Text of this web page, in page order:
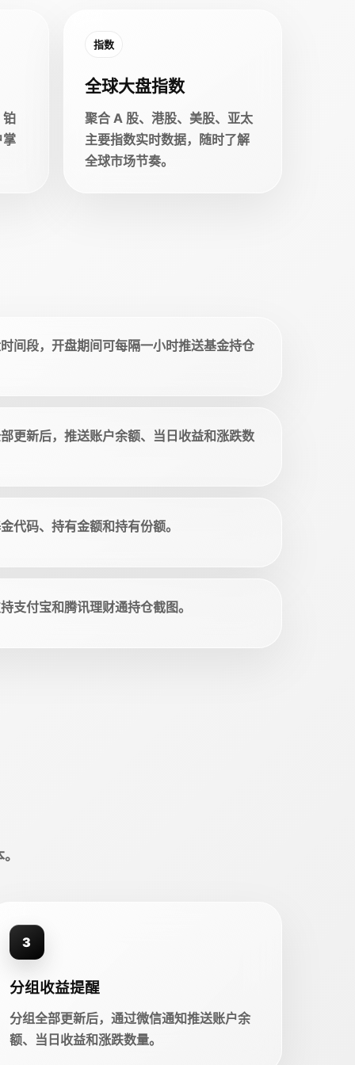
铂
掌
指数
全球大盘指数
聚合 A 股、港股、美股、亚太
主要指数实时数据，随时了解
全球市场节奏。
间段，开盘期间可每隔一小时推送基金持仓
更新后，推送账户余额、当日收益和涨跌数
代码、持有金额和持有份额。
支付宝和腾讯理财通持仓截图。
3
分组收益提醒
分组全部更新后，通过微信通知推送账户余
额、当日收益和涨跌数量。